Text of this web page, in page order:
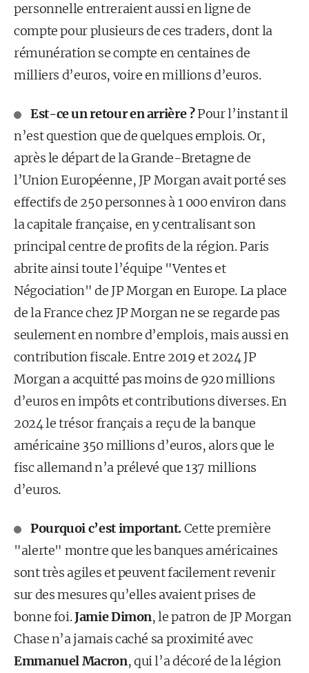
personnelle entreraient aussi en ligne de
compte pour plusieurs de ces traders, dont la
rémunération se compte en centaines de
milliers d’euros, voire en millions d’euros.
Est-ce un retour en arrière ?Pour l’instant il
n’est question que de quelques emplois. Or,
après le départ de la Grande-Bretagne de
l’Union Européenne, JP Morgan avait porté ses
effectifs de 250 personnes à 1 000 environ dans
la capitale française, en y centralisant son
principal centre de profits de la région. Paris
abrite ainsi toute l’équipe "Ventes et
Négociation" de JP Morgan en Europe. La place
de la France chez JP Morgan ne se regarde pas
seulement en nombre d’emplois, mais aussi en
contribution fiscale. Entre 2019 et 2024 JP
Morgan a acquitté pas moins de 920 millions
d’euros en impôts et contributions diverses. En
2024 le trésor français a reçu de la banque
américaine 350 millions d’euros, alors que le
fisc allemand n’a prélevé que 137 millions
d’euros.
Pourquoi c’est important.Cette première
"alerte" montre que les banques américaines
sont très agiles et peuvent facilement revenir
sur des mesures qu’elles avaient prises de
bonne foi.Jamie Dimon, le patron de JP Morgan
Chase n’a jamais caché sa proximité avec
Emmanuel Macron,qui l’a décoré de la légion